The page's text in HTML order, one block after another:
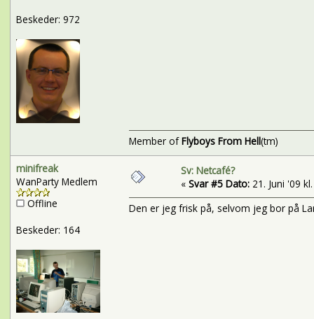
Beskeder: 972
Member ofFlyboys From Hell(tm)
minifreak
WanParty Medlem
Offline
Beskeder: 164
Sv: Netcafé?
« Svar #5 Dato:21. Juni '09
Den er jeg frisk på, selvom jeg bor på